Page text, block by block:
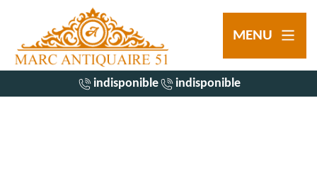
MENU
indisponible indisponible